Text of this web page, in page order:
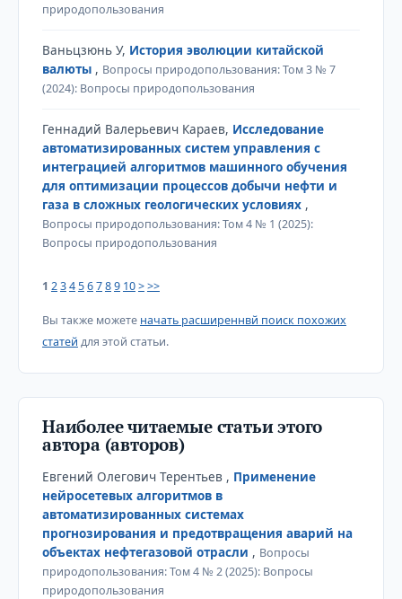
природопользования
Ваньцзюнь У, История эволюции китайской
валюты , Вопросы природопользования: Том 3 № 7
(2024): Вопросы природопользования
Геннадий Валерьевич Караев, Исследование
автоматизированных систем управления с
интеграцией алгоритмов машинного обучения
для оптимизации процессов добычи нефти и
газа в сложных геологических условиях ,
Вопросы природопользования: Том 4 № 1 (2025):
Вопросы природопользования
1 23456789 10>>>
Вы также можете начать расширеннвй поиск похожих
статей для этой статьи.
Наиболее читаемые статьи этого
автора (авторов)
Евгений Олегович Терентьев , Применение
нейросетевых алгоритмов в
автоматизированных системах
прогнозирования и предотвращения аварий на
объектах нефтегазовой отрасли , Вопросы
природопользования: Том 4 № 2 (2025): Вопросы
природопользования